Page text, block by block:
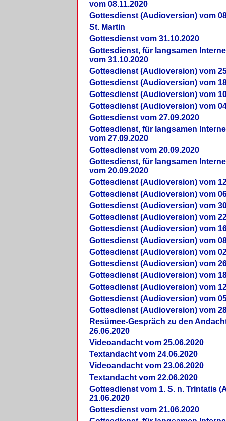
vom 08.11.2020
Gottesdienst (Audioversion) vom
St. Martin
Gottesdienst vom 31.10.2020
Gottesdienst, für langsamen
vom 31.10.2020
Gottesdienst (Audioversion) vom
Gottesdienst (Audioversion) vom
Gottesdienst (Audioversion) vom
Gottesdienst (Audioversion) vom
Gottesdienst vom 27.09.2020
Gottesdienst, für langsamen
vom 27.09.2020
Gottesdienst vom 20.09.2020
Gottesdienst, für langsamen
vom 20.09.2020
Gottesdienst (Audioversion) vom
Gottesdienst (Audioversion) vom
Gottesdienst (Audioversion) vom
Gottesdienst (Audioversion) vom
Gottesdienst (Audioversion) vom
Gottesdienst (Audioversion) vom
Gottesdienst (Audioversion) vom
Gottesdienst (Audioversion) vom
Gottesdienst (Audioversion) vom
Gottesdienst (Audioversion) vom
Gottesdienst (Audioversion) vom
Gottesdienst (Audioversion) vom
Re­sü­mee-Gespräch zu den
26.06.2020
Videoandacht vom 25.06.2020
Textandacht vom 24.06.2020
Videoandacht vom 23.06.2020
Textandacht vom 22.06.2020
Gottesdienst vom 1. S. n. Trintatis
21.06.2020
Gottesdienst vom 21.06.2020